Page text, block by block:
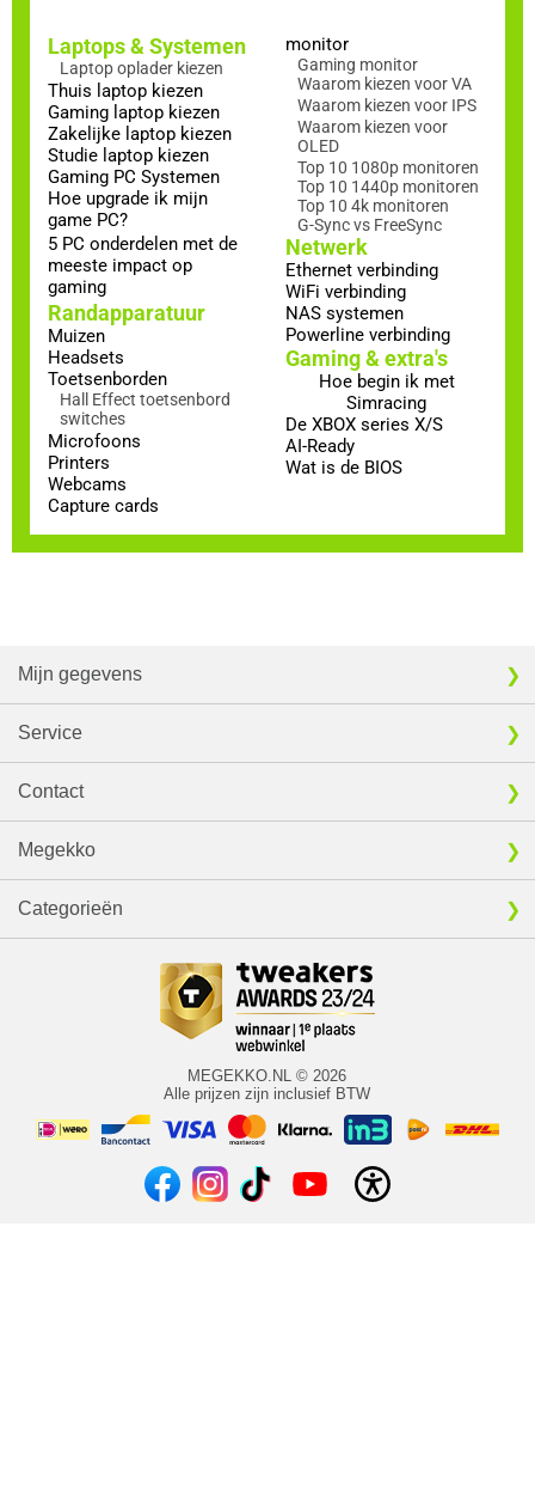
Laptops & Systemen
Laptop oplader kiezen
Thuis laptop kiezen
Gaming laptop kiezen
Zakelijke laptop kiezen
Studie laptop kiezen
Gaming PC Systemen
Hoe upgrade ik mijn
game PC?
5 PC onderdelen met de
meeste impact op
gaming
Randapparatuur
Muizen
Headsets
Toetsenborden
Hall Effect toetsenbord
switches
Microfoons
Printers
Webcams
Capture cards
monitor
Gaming monitor
Waarom kiezen voor VA
Waarom kiezen voor IPS
Waarom kiezen voor
OLED
Top 10 1080p monitoren
Top 10 1440p monitoren
Top 10 4k monitoren
G-Sync vs FreeSync
Netwerk
Ethernet verbinding
WiFi verbinding
NAS systemen
Powerline verbinding
Gaming & extra's
Hoe begin ik met
Simracing
De XBOX series X/S
AI-Ready
Wat is de BIOS
Mijn gegevens
Service
Contact
Megekko
Categorieën
MEGEKKO.NL © 2026
Alle prijzen zijn inclusief BTW